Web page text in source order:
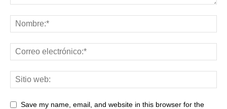
Save my name, email, and website in this browser for the